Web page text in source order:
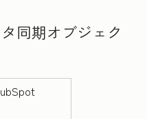
同期オブジェク